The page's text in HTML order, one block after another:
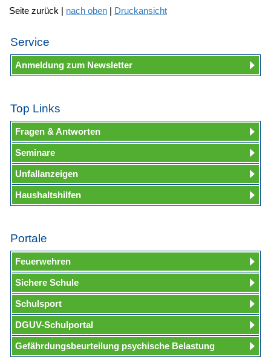
Seite zurück | nach oben | Druckansicht
Service
Anmeldung zum Newsletter
Top Links
Fragen & Antworten
Seminare
Unfallanzeigen
Haushaltshilfen
Portale
Feuerwehren
Sichere Schule
Schulsport
DGUV-Schulportal
Gefährdungsbeurteilung psychische Belastung